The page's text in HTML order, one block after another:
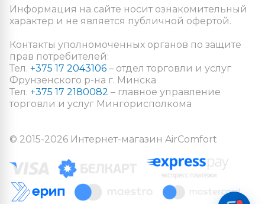
Информация на сайте носит ознакомительный
характер и не является публичной офертой.
Контакты уполномоченных органов по защите
прав потребителей:
Тел. +375 17 2043106 – отдел торговли и услуг
Фрунзенского р-на г. Минска
Тел. +375 17 2180082 – главное управление
торговли и услуг Мингорисполкома
© 2015-2026 Интернет-магазин AirComfort